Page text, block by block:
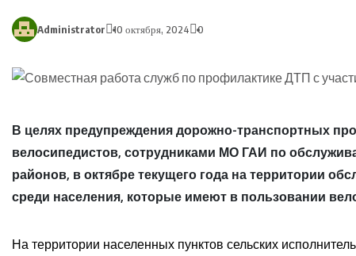
Administrator 10 октября, 2024 0
В целях предупреждения дорожно-транспортных
велосипедистов, сотрудниками МО ГАИ по
районов, в октябре текущего года на территории
среди населения, которые имеют в пользовании
На территории населенных пунктов сельских